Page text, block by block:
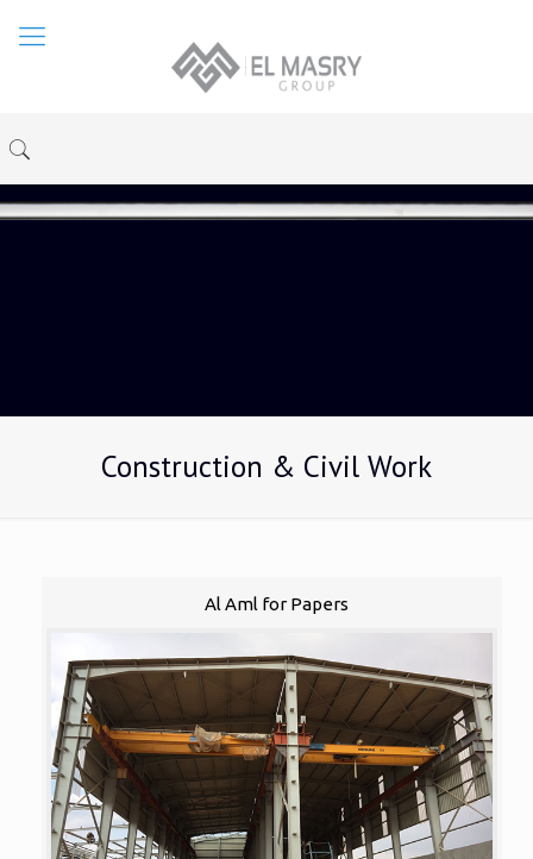
Construction & Civil Work
Al Aml for Papers